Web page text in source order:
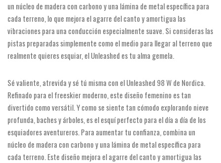
un núcleo de madera con carbono y una lámina de metal específica para
cada terreno, lo que mejora el agarre del canto y amortigua las
vibraciones para una conducción especialmente suave. Si consideras las
pistas preparadas simplemente como el medio para llegar al terreno que
realmente quieres esquiar, el Unleashed es tu alma gemela.
Sé valiente, atrevida y sé tú misma con el Unleashed 98 W de Nordica.
Refinado para el freeskier moderno, este diseño femenino es tan
divertido como versátil. Y como se siente tan cómodo explorando nieve
profunda, baches y árboles, es el esquí perfecto para el día a día de los
esquiadores aventureros. Para aumentar tu confianza, combina un
núcleo de madera con carbono y una lámina de metal específica para
cada terreno. Este diseño mejora el agarre del canto y amortigua las